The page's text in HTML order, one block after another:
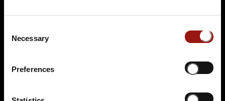
Selection
Necessary
Preferences
SA.
24.10.2026 19:00 Uhr
Schweriner Schloss Restaurant
19053 Schwerin